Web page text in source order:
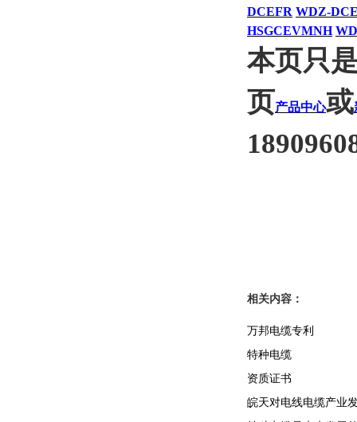
DCEFR WDZ-
HSGCEVMNH
本页只
页产品中心或
相关内容：
万邦电缆专利
特种电缆
资质证书
皖天对电线电缆产业